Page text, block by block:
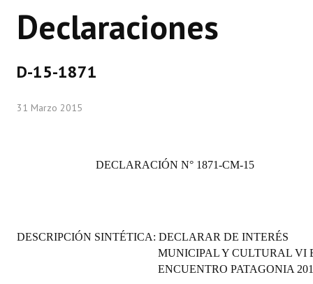
CONCEJO
LEGISLACIÓN
Declaraciones
D-15-1871
31 Marzo 2015
DECLARACIÓN N° 1871-CM-15
DESCRIPCIÓN SINTÉTICA: DECLARAR DE INTERÉS
MUNICIPAL Y CULTURAL VI
ENCUENTRO PATAGONIA